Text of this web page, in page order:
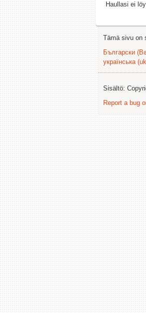
Haullasi ei
Tämä sivu on
Български
українська
Sisältö:
Report a bug